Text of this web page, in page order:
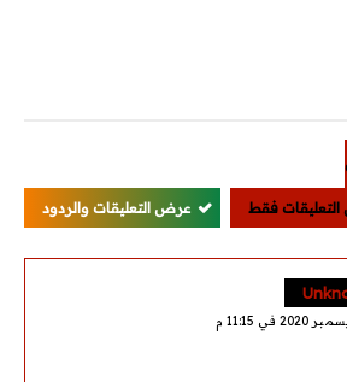
فقط عرض التعليقات والردود